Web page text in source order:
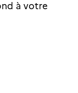
à votre